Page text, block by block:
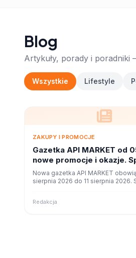
Blog
Artykuły, porady i poradniki
Wszystkie Lifestyle
ZAKUPY I PROMOCJE
Gazetka API MARKET od
nowe promocje i okazje.
Nowa gazetka API MARKET
sierpnia 2026 do 11 sierpnia 2026.
Redakcja